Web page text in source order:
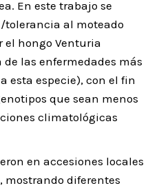
En este trabajo se
al moteado
el hongo Venturia
las enfermedades más
esta especie), con el fin
que sean menos
climatológicas
en accesiones locales
mostrando diferentes